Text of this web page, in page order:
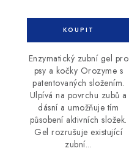
Enzymatický zubní gel pro
psy a kočky Orozyme s
patentovaných složením.
Ulpívá na povrchu zubů a
dásní a umožňuje tím
působení aktivních složek.
Gel rozrušuje existující
zubní...